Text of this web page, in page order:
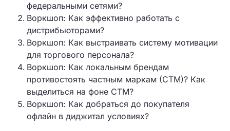
федеральными сетями?
Воркшоп: Как эффективно работать с
дистрибьюторами?
Воркшоп: Как выстраивать систему мотивации
для торгового персонала?
Воркшоп: Как локальным брендам
противостоять частным маркам (СТМ)? Как
выделиться на фоне СТМ?
Воркшоп: Как добраться до покупателя
офлайн в диджитал условиях?